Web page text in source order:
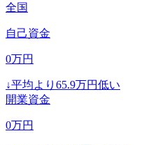
全国
自己資金
0万円
↓平均より 65.9万円低い
開業資金
0万円